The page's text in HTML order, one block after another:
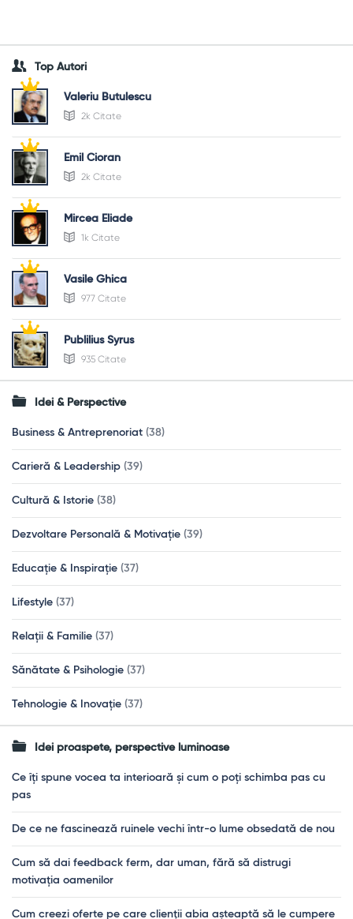
Top Autori
Valeriu Butulescu
2k Citate
Emil Cioran
2k Citate
Mircea Eliade
1k Citate
Vasile Ghica
977 Citate
Publilius Syrus
935 Citate
Idei & Perspective
Business & Antreprenoriat (38)
Carieră & Leadership (39)
Cultură & Istorie (38)
Dezvoltare Personală & Motivație (39)
Educație & Inspirație (37)
Lifestyle (37)
Relații & Familie (37)
Sănătate & Psihologie (37)
Tehnologie & Inovație (37)
Idei proaspete, perspective luminoase
Ce îți spune vocea ta interioară și cum o poți schimba pas cu
pas
De ce ne fascinează ruinele vechi într-o lume obsedată de nou
Cum să dai feedback ferm, dar uman, fără să distrugi
motivația oamenilor
Cum creezi oferte pe care clienții abia așteaptă să le cumpere